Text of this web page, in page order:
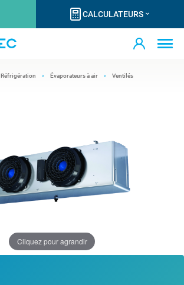
CALCULATEURS
Réfrigération Évaporateurs à air Ventilés
Cliquez pour agrandir